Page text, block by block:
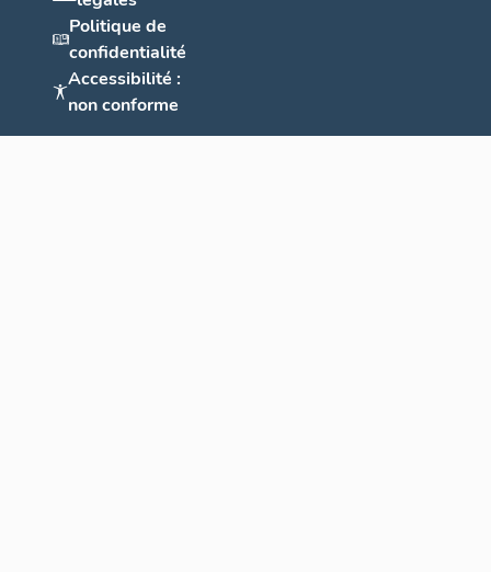
Politique de
confidentialité
Accessibilité :
non conforme